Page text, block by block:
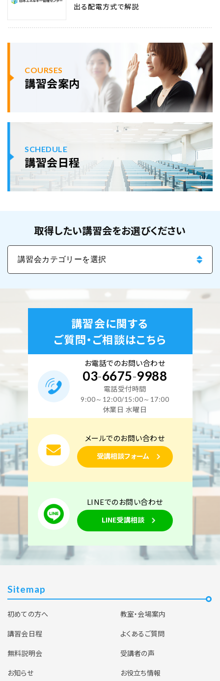
出る配電方式で解説
COURSES
講習会案内
SCHEDULE
講習会日程
取得したい講習会をお選びください
講習会に関する
ご質問・ご相談はこちら
お電話でのお問い合わせ
03-6675-9988
電話受付時間
9:00～12:00/15:00～17:00
休業日 水曜日
メールでのお問い合わせ
受講相談フォーム
LINEでのお問い合わせ
LINE受講相談
Sitemap
初めての方へ
教室・会場案内
講習会日程
よくあるご質問
無料説明会
受講者の声
お知らせ
お役立ち情報